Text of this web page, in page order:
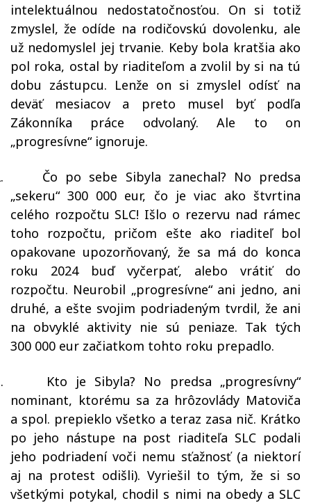
intelektuálnou nedostatočnosťou. On si totiž
zmyslel, že odíde na rodičovskú dovolenku, ale
už nedomyslel jej trvanie. Keby bola kratšia ako
pol roka, ostal by riaditeľom a zvolil by si na tú
dobu zástupcu. Lenže on si zmyslel odísť na
deväť mesiacov a preto musel byť podľa
Zákonníka práce odvolaný. Ale to on
„progresívne“ ignoruje.
Čo po sebe Sibyla zanechal? No predsa
„sekeru“ 300 000 eur, čo je viac ako štvrtina
celého rozpočtu SLC! Išlo o rezervu nad rámec
toho rozpočtu, pričom ešte ako riaditeľ bol
opakovane upozorňovaný, že sa má do konca
roku 2024 buď vyčerpať, alebo vrátiť do
rozpočtu. Neurobil „progresívne“ ani jedno, ani
druhé, a ešte svojim podriadeným tvrdil, že ani
na obvyklé aktivity nie sú peniaze. Tak tých
300 000 eur začiatkom tohto roku prepadlo.
Kto je Sibyla? No predsa „progresívny“
nominant, ktorému sa za hrôzovlády Matoviča
a spol. prepieklo všetko a teraz zasa nič. Krátko
po jeho nástupe na post riaditeľa SLC podali
jeho podriadení voči nemu sťažnosť (a niektorí
aj na protest odišli). Vyriešil to tým, že si so
všetkými potykal, chodil s nimi na obedy a SLC